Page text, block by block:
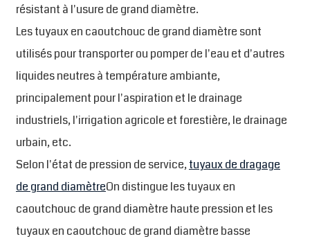
résistant à l'usure de grand diamètre.
Les tuyaux en caoutchouc de grand diamètre sont
utilisés pour transporter ou pomper de l'eau et d'autres
liquides neutres à température ambiante,
principalement pour l'aspiration et le drainage
industriels, l'irrigation agricole et forestière, le drainage
urbain, etc.
Selon l'état de pression de service,tuyaux de dragage
de grand diamètreOn distingue les tuyaux en
caoutchouc de grand diamètre haute pression et les
tuyaux en caoutchouc de grand diamètre basse